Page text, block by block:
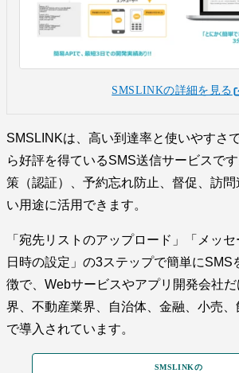
SMSLINKの詳細を見る
SMSLINKは、高い到達率と使いやすさ
ら好評を得ているSMS送信サービスで
策（認証）、予約忘れ防止、督促、訪
い用途に活用できます。
「宛先リストのアップロード」「メッ
日時の設定」の3ステップで簡単にSMS
徴で、Webサービスやアプリ開発会社
界、不動産業界、自治体、金融、小売
で導入されています。
SMSLINKの